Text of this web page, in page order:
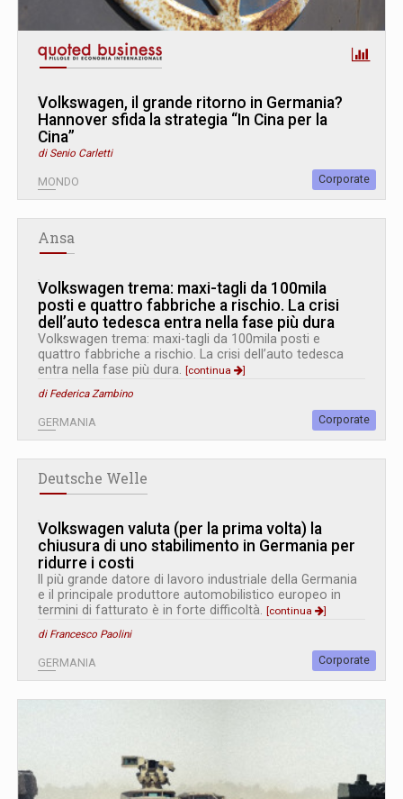
Volkswagen, il grande ritorno in Germania?
Hannover sfida la strategia “In Cina per la
Cina”
di Senio Carletti
MONDO Corporate
Ansa
Volkswagen trema: maxi-tagli da 100mila
posti e quattro fabbriche a rischio. La crisi
dell’auto tedesca entra nella fase più dura
Volkswagen trema: maxi-tagli da 100mila posti e
quattro fabbriche a rischio. La crisi dell’auto tedesca
entra nella fase più dura. [continua
]
di Federica Zambino
GERMANIA Corporate
Deutsche Welle
Volkswagen valuta (per la prima volta) la
chiusura di uno stabilimento in Germania per
ridurre i costi
Il più grande datore di lavoro industriale della Germania
e il principale produttore automobilistico europeo in
termini di fatturato è in forte difficoltà. [continua
]
di Francesco Paolini
GERMANIA Corporate